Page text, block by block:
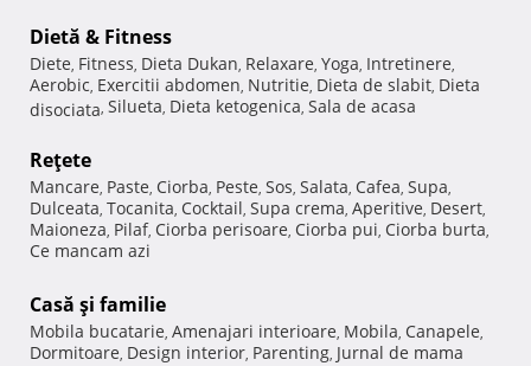
Dietă & Fitness
Diete, Fitness, Dieta Dukan, Relaxare, Yoga, Intretinere,
Aerobic, Exercitii abdomen, Nutritie, Dieta de slabit, Dieta
disociata, Silueta, Dieta ketogenica, Sala de acasa
Reţete
Mancare, Paste, Ciorba, Peste, Sos, Salata, Cafea, Supa,
Dulceata, Tocanita, Cocktail, Supa crema, Aperitive, Desert,
Maioneza, Pilaf, Ciorba perisoare, Ciorba pui, Ciorba burta,
Ce mancam azi
Casă şi familie
Mobila bucatarie, Amenajari interioare, Mobila, Canapele,
Dormitoare, Design interior, Parenting, Jurnal de mama